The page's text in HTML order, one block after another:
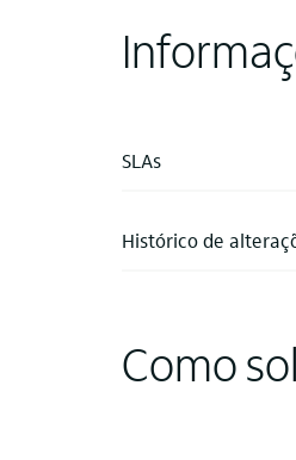
SLAs
Histórico de
Como